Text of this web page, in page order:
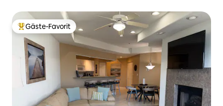
Beliebter Gäste-Favorit.
Gäste-Favorit